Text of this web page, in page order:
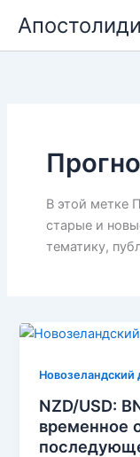
содержимому
Апостолиди
В этой метке
старые и
тематику,
Новозеландский
NZD/USD:
временное